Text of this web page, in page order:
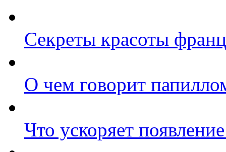
Секреты красоты
О чем говорит
Что ускоряет